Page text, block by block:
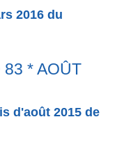
2016 du
* AOÛT
d'août 2015 de